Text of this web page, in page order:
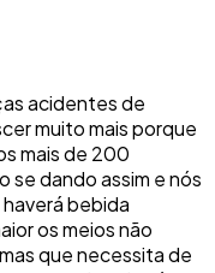
acidentes de
muito mais porque
mais de 200
se dando assim e nós
bebida
os meios não
que necessita de